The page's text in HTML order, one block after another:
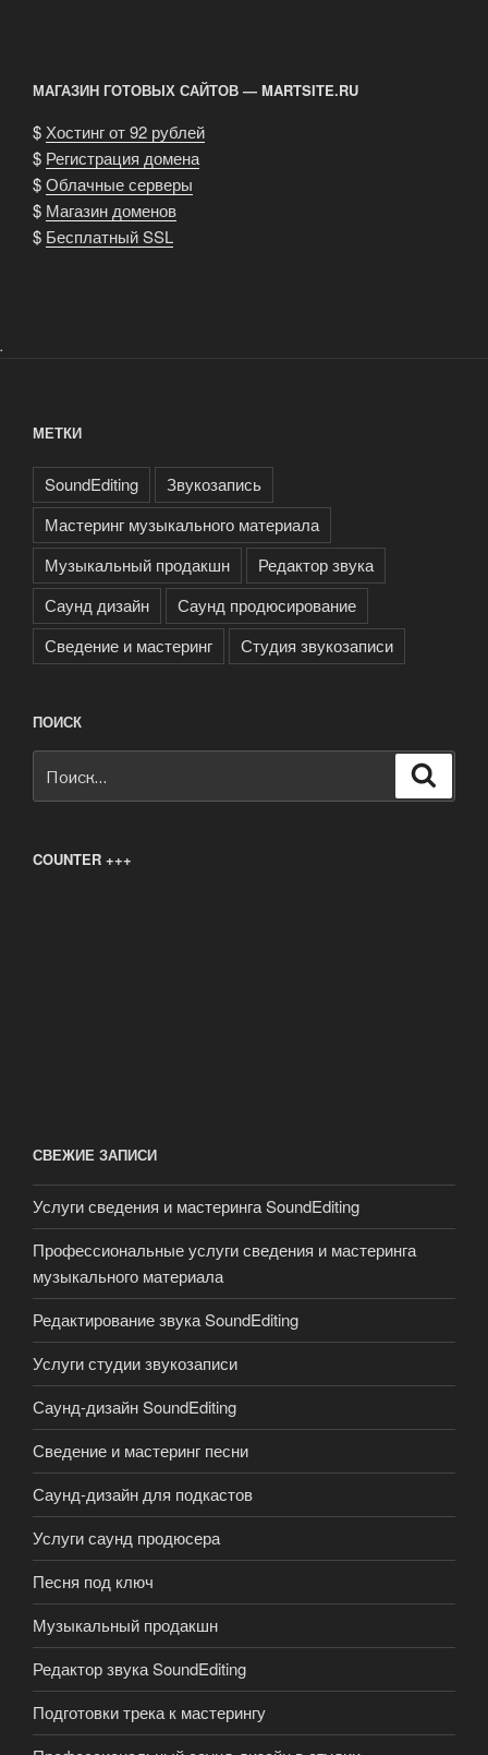
МАГАЗИН ГОТОВЫХ САЙТОВ — MARTSITE.RU
$Хостинг от 92 рублей
$ Регистрация домена
$Облачные серверы
$ Магазин доменов
$ Бесплатный SSL
.
МЕТКИ
SoundEditing
Звукозапись
Мастеринг музыкального материала
Музыкальный продакшн
Редактор звука
Саунд дизайн
Саунд продюсирование
Сведение и мастеринг
Студия звукозаписи
ПОИСК
COUNTER +++
СВЕЖИЕ ЗАПИСИ
Услуги сведения и мастеринга SoundEditing
Профессиональные услуги сведения и мастеринга
музыкального материала
Редактирование звука SoundEditing
Услуги студии звукозаписи
Саунд-дизайн SoundEditing
Сведение и мастеринг песни
Саунд-дизайн для подкастов
Услуги саунд продюсера
Песня под ключ
Музыкальный продакшн
Редактор звука SoundEditing
Подготовки трека к мастерингу